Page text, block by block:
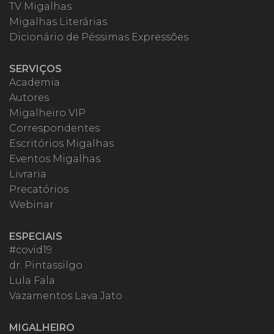
TV Migalhas
Migalhas Literárias
Dicionário de Péssimas Expressões
SERVIÇOS
Academia
Autores
Migalheiro VIP
Correspondentes
Escritórios Migalhas
Eventos Migalhas
Livraria
Precatórios
Webinar
ESPECIAIS
#covid19
dr. Pintassilgo
Lula Fala
Vazamentos Lava Jato
MIGALHEIRO